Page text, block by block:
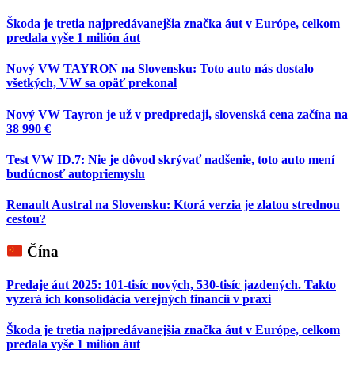
Škoda je tretia najpredávanejšia značka áut v Európe, celkom
predala vyše 1 milión áut
Nový VW TAYRON na Slovensku: Toto auto nás dostalo
všetkých, VW sa opäť prekonal
Nový VW Tayron je už v predpredaji, slovenská cena začína na
38 990 €
Test VW ID.7: Nie je dôvod skrývať nadšenie, toto auto mení
budúcnosť autopriemyslu
Renault Austral na Slovensku: Ktorá verzia je zlatou strednou
cestou?
Čína
Predaje áut 2025: 101-tisíc nových, 530-tisíc jazdených. Takto
vyzerá ich konsolidácia verejných financií v praxi
Škoda je tretia najpredávanejšia značka áut v Európe, celkom
predala vyše 1 milión áut